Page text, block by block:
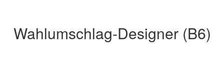
Wahlumschlag-Designer (B6)